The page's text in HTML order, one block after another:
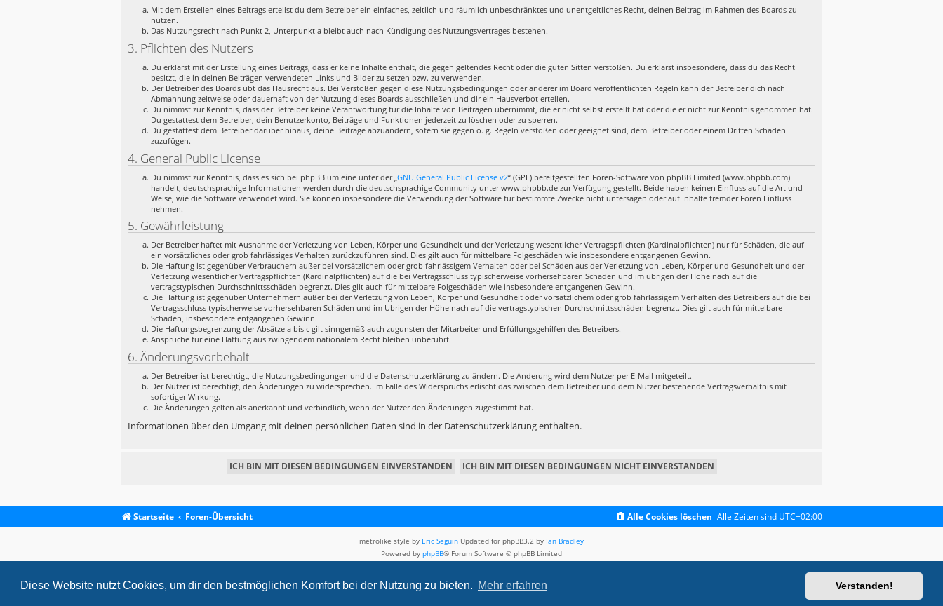
Diese Website nutzt Cookies, um dir den bestmöglichen Komfort bei der Nutzung zu bieten. Mehr erfahren Verstanden!
Mit dem Erstellen eines Beitrags erteilst du dem Betreiber ein einfaches, zeitlich und räumlich unbeschränktes und unentgeltliches Recht, deinen Beitrag im Rahmen des Boards zu
nutzen.
Das Nutzungsrecht nach Punkt 2, Unterpunkt a bleibt auch nach Kündigung des Nutzungsvertrages bestehen.
3. Pflichten des Nutzers
Du erklärst mit der Erstellung eines Beitrags, dass er keine Inhalte enthält, die gegen geltendes Recht oder die guten Sitten verstoßen. Du erklärst insbesondere, dass du das Recht
besitzt, die in deinen Beiträgen verwendeten Links und Bilder zu setzen bzw. zu verwenden.
Der Betreiber des Boards übt das Hausrecht aus. Bei Verstößen gegen diese Nutzungsbedingungen oder anderer im Board veröffentlichten Regeln kann der Betreiber dich nach
Abmahnung zeitweise oder dauerhaft von der Nutzung dieses Boards ausschließen und dir ein Hausverbot erteilen.
Du nimmst zur Kenntnis, dass der Betreiber keine Verantwortung für die Inhalte von Beiträgen übernimmt, die er nicht selbst erstellt hat oder die er nicht zur Kenntnis genommen hat.
Du gestattest dem Betreiber, dein Benutzerkonto, Beiträge und Funktionen jederzeit zu löschen oder zu sperren.
Du gestattest dem Betreiber darüber hinaus, deine Beiträge abzuändern, sofern sie gegen o. g. Regeln verstoßen oder geeignet sind, dem Betreiber oder einem Dritten Schaden
zuzufügen.
4. General Public License
Du nimmst zur Kenntnis, dass es sich bei phpBB um eine unter der „ GNU General Public License v2“ (GPL) bereitgestellten Foren-Software von phpBB Limited (www.phpbb.com)
handelt; deutschsprachige Informationen werden durch die deutschsprachige Community unter www.phpbb.de zur Verfügung gestellt. Beide haben keinen Einfluss auf die Art und
Weise, wie die Software verwendet wird. Sie können insbesondere die Verwendung der Software für bestimmte Zwecke nicht untersagen oder auf Inhalte fremder Foren Einfluss
nehmen.
5. Gewährleistung
Der Betreiber haftet mit Ausnahme der Verletzung von Leben, Körper und Gesundheit und der Verletzung wesentlicher Vertragspflichten (Kardinalpflichten) nur für Schäden, die auf
ein vorsätzliches oder grob fahrlässiges Verhalten zurückzuführen sind. Dies gilt auch für mittelbare Folgeschäden wie insbesondere entgangenen Gewinn.
Die Haftung ist gegenüber Verbrauchern außer bei vorsätzlichem oder grob fahrlässigem Verhalten oder bei Schäden aus der Verletzung von Leben, Körper und Gesundheit und der
Verletzung wesentlicher Vertragspflichten (Kardinalpflichten) auf die bei Vertragsschluss typischerweise vorhersehbaren Schäden und im übrigen der Höhe nach auf die
vertragstypischen Durchschnittsschäden begrenzt. Dies gilt auch für mittelbare Folgeschäden wie insbesondere entgangenen Gewinn.
Die Haftung ist gegenüber Unternehmern außer bei der Verletzung von Leben, Körper und Gesundheit oder vorsätzlichem oder grob fahrlässigem Verhalten des Betreibers auf die bei
Vertragsschluss typischerweise vorhersehbaren Schäden und im Übrigen der Höhe nach auf die vertragstypischen Durchschnittsschäden begrenzt. Dies gilt auch für mittelbare
Schäden, insbesondere entgangenen Gewinn.
Die Haftungsbegrenzung der Absätze a bis c gilt sinngemäß auch zugunsten der Mitarbeiter und Erfüllungsgehilfen des Betreibers.
Ansprüche für eine Haftung aus zwingendem nationalem Recht bleiben unberührt.
6. Änderungsvorbehalt
Der Betreiber ist berechtigt, die Nutzungsbedingungen und die Datenschutzerklärung zu ändern. Die Änderung wird dem Nutzer per E-Mail mitgeteilt.
Der Nutzer ist berechtigt, den Änderungen zu widersprechen. Im Falle des Widerspruchs erlischt das zwischen dem Betreiber und dem Nutzer bestehende Vertragsverhältnis mit
sofortiger Wirkung.
Die Änderungen gelten als anerkannt und verbindlich, wenn der Nutzer den Änderungen zugestimmt hat.
Informationen über den Umgang mit deinen persönlichen Daten sind in der Datenschutzerklärung enthalten.
Startseite Foren-Übersicht Alle Zeiten sind UTC+02:00
Alle Cookies löschen
metrolike style by Eric Seguin Updated for phpBB3.2 by Ian Bradley
Powered by phpBB® Forum Software © phpBB Limited
Datenschutz
Nutzungsbedingungen